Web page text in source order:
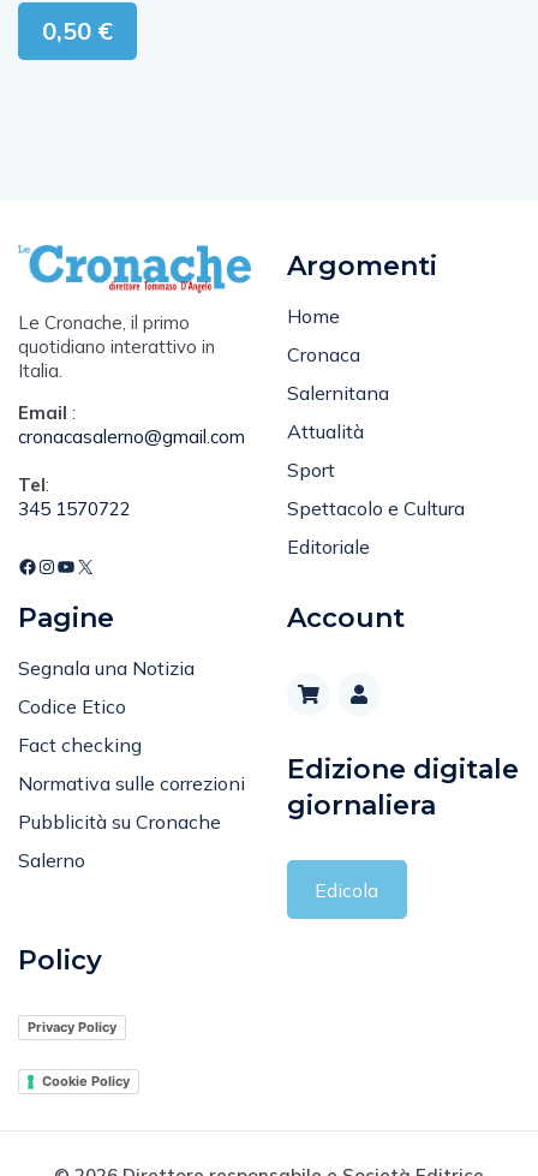
0,50 €
Le Cronache, il primo
quotidiano interattivo in
Italia.
Email :
cronacasalerno@gmail.com
Tel:
345 1570722
Argomenti
Home
Cronaca
Salernitana
Attualità
Sport
Spettacolo e Cultura
Editoriale
Pagine
Segnala una Notizia
Codice Etico
Fact checking
Normativa sulle correzioni
Pubblicità su Cronache
Salerno
Account
Edizione digitale
giornaliera
Edicola
Policy
Privacy Policy
Cookie Policy